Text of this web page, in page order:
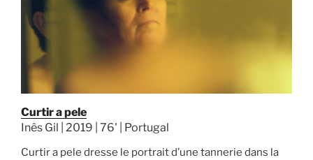
Curtir a pele
Inês Gil | 2019 | 76' | Portugal
Curtir a pele dresse le portrait d’une tannerie dans la